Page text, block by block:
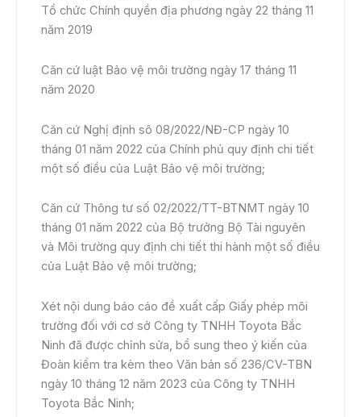
Tổ chức Chính quyền địa phương ngày 22 tháng 11
năm 2019
Căn cứ luật Bảo vệ môi trường ngày 17 tháng 11
năm 2020
Căn cứ Nghị định sô 08/2022/NĐ-CP ngày 10
tháng 01 năm 2022 của Chính phủ quy định chi tiết
một số điều của Luật Bảo vệ môi trường;
Căn cứ Thông tư số 02/2022/TT-BTNMT ngày 10
tháng 01 năm 2022 của Bộ trưởng Bộ Tài nguyên
và Môi trường quy định chi tiết thi hành một số điều
của Luật Bảo vệ môi trường;
Xét nội dung báo cáo đề xuất cấp Giấy phép môi
trường đối với cơ sở Công ty TNHH Toyota Bắc
Ninh đã được chỉnh sửa, bổ sung theo ý kiến của
Đoàn kiểm tra kèm theo Văn bản số 236/CV-TBN
ngày 10 tháng 12 năm 2023 của Công ty TNHH
Toyota Bắc Ninh;